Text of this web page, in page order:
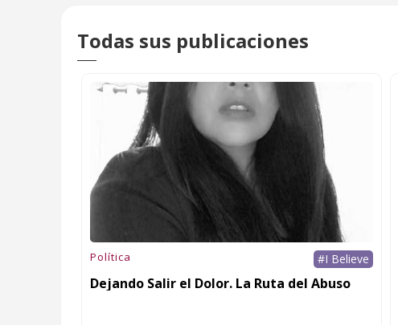
Todas sus publicaciones
Política #I Believe
Dejando Salir el Dolor. La Ruta del Abuso